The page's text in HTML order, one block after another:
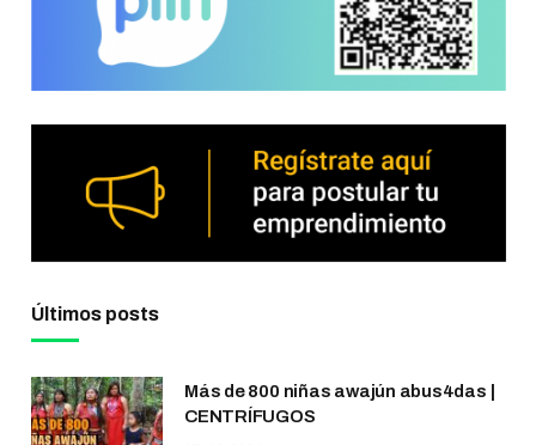
Últimos posts
Más de 800 niñas awajún abus4das |
CENTRÍFUGOS